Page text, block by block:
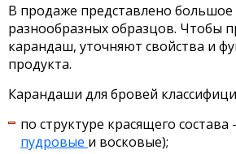
В продаже представлено большое
разнообразных образцов. Чтобы
карандаш, уточняют свойства и
продукта.
Карандаши для бровей
по структуре красящего
пудровые и восковые);